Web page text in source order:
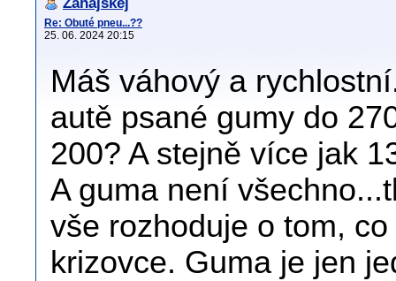
Re: Obuté pneu...??
25. 06. 2024 20:15
Máš váhový a
autě psané gumy do
200? A stejně více jak
A guma není
vše rozhoduje o tom,
krizovce. Guma je jen